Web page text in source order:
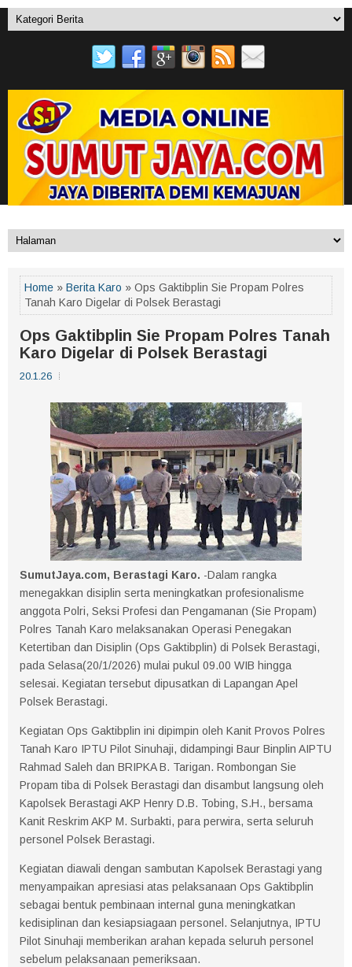
Home » Berita Karo » Ops Gaktibplin Sie Propam Polres
Tanah Karo Digelar di Polsek Berastagi
Ops Gaktibplin Sie Propam Polres Tanah
Karo Digelar di Polsek Berastagi
20.1.26
SumutJaya.com, Berastagi Karo. -Dalam rangka
menegakkan disiplin serta meningkatkan profesionalisme
anggota Polri, Seksi Profesi dan Pengamanan (Sie Propam)
Polres Tanah Karo melaksanakan Operasi Penegakan
Ketertiban dan Disiplin (Ops Gaktibplin) di Polsek Berastagi,
pada Selasa(20/1/2026) mulai pukul 09.00 WIB hingga
selesai. Kegiatan tersebut dipusatkan di Lapangan Apel
Polsek Berastagi.
Kegiatan Ops Gaktibplin ini dipimpin oleh Kanit Provos Polres
Tanah Karo IPTU Pilot Sinuhaji, didampingi Baur Binplin AIPTU
Rahmad Saleh dan BRIPKA B. Tarigan. Rombongan Sie
Propam tiba di Polsek Berastagi dan disambut langsung oleh
Kapolsek Berastagi AKP Henry D.B. Tobing, S.H., bersama
Kanit Reskrim AKP M. Surbakti, para perwira, serta seluruh
personel Polsek Berastagi.
Kegiatan diawali dengan sambutan Kapolsek Berastagi yang
menyampaikan apresiasi atas pelaksanaan Ops Gaktibplin
sebagai bentuk pembinaan internal guna meningkatkan
kedisiplinan dan kesiapsiagaan personel. Selanjutnya, IPTU
Pilot Sinuhaji memberikan arahan kepada seluruh personel
sebelum pelaksanaan pemeriksaan.